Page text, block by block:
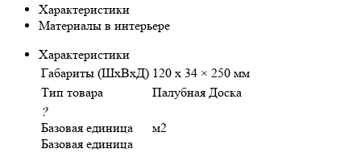
Характеристики
Материалы в интерьере
Характеристики
Габариты (ШхВхД) 120 x 34 × 250 мм
Тип товара
Палубная Доска
?
Базовая единица
Базовая единица
м2